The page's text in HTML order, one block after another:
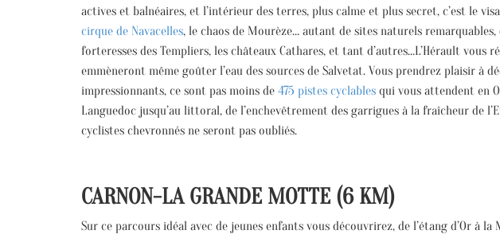
actives et balnéaires, et l’intérieur des terres, plus calme et plus secret, c’est le
cirque de Navacelles, le chaos de Mourèze… autant de sites naturels
forteresses des Templiers, les châteaux Cathares, et tant d’autres…L’Hérault
emmèneront même goûter l’eau des sources de Salvetat. Vous prendrez plaisir
impressionnants, ce sont pas moins de 475 pistes cyclables qui vous attendent en
Languedoc jusqu’au littoral, de l’enchevêtrement des garrigues à la fraîcheur de
cyclistes chevronnés ne seront pas oubliés.
CARNON-LA GRANDE MOTTE (6 KM)
Sur ce parcours idéal avec de jeunes enfants vous découvrirez, de l’étang d’Or à